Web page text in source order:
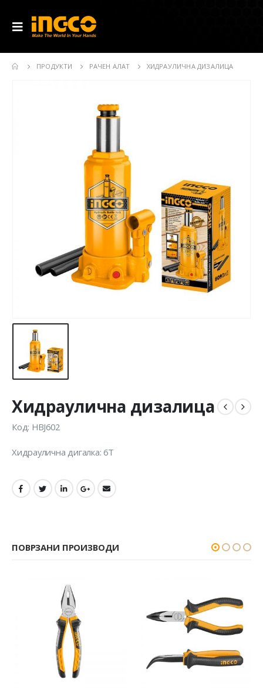
ПРОДУКТИ РАЧЕН АЛАТ ХИДРАУЛИЧНА ДИЗАЛИЦА
Хидраулична дизалица
Код: HBJ602
Хидраулична дигалка: 6Т
ПОВРЗАНИ ПРОИЗВОДИ